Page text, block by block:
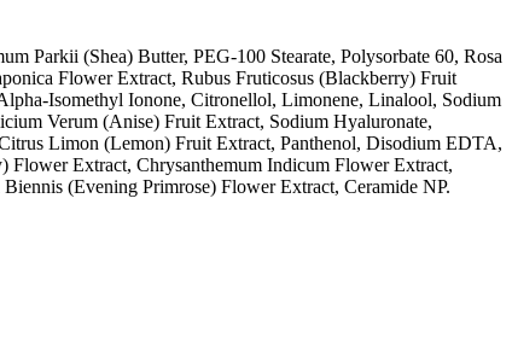
Parkii (Shea) Butter, PEG-100 Stearate, Polysorbate 60, Rosa
Flower Extract, Rubus Fruticosus (Blackberry) Fruit
Isomethyl Ionone, Citronellol, Limonene, Linalool, Sodium
Verum (Anise) Fruit Extract, Sodium Hyaluronate,
Limon (Lemon) Fruit Extract, Panthenol, Disodium EDTA,
Extract, Chrysanthemum Indicum Flower Extract,
(Evening Primrose) Flower Extract, Ceramide NP.